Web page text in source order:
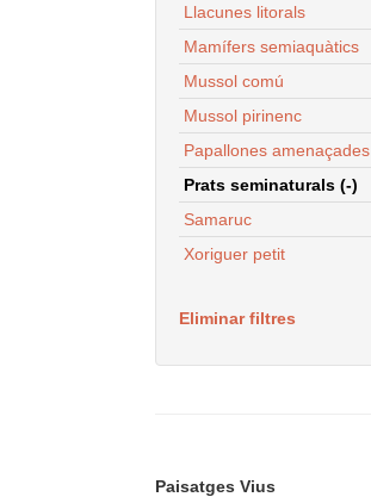
Llacunes litorals
Mamífers semiaquàtics
Mussol comú
Mussol pirinenc
Papallones amenaçades
Prats seminaturals (-)
Samaruc
Xoriguer petit
Eliminar filtres
Paisatges Vius